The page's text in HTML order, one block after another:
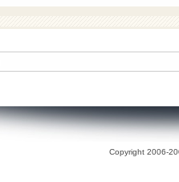
Copyright 2006-